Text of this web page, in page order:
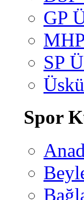
GP
SP
Spor